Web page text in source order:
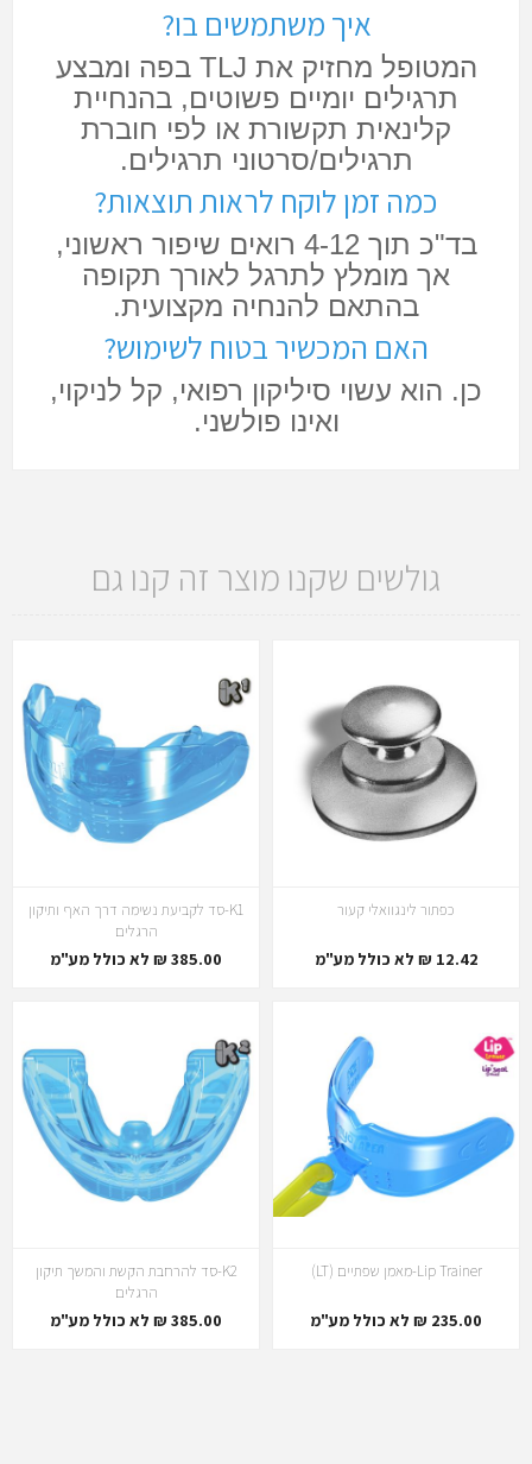
איך משתמשים בו?
המטופל מחזיק את TLJ בפה ומבצע
תרגילים יומיים פשוטים, בהנחיית
קלינאית תקשורת או לפי חוברת
תרגילים/סרטוני תרגילים.
כמה זמן לוקח לראות תוצאות?
בד"כ תוך 4-12 רואים שיפור ראשוני,
אך מומלץ לתרגל לאורך תקופה
בהתאם להנחיה מקצועית.
האם המכשיר בטוח לשימוש?
כן. הוא עשוי סיליקון רפואי, קל לניקוי,
ואינו פולשני.
גולשים שקנו מוצר זה קנו גם
כפתור לינגוואלי קעור
12.42 ₪ לא כולל מע"מ
K1-סד לקביעת נשימה דרך האף ותיקון
הרגלים
385.00 ₪ לא כולל מע"מ
Lip Trainer-מאמן שפתיים (LT)
235.00 ₪ לא כולל מע"מ
K2-סד להרחבת הקשת והמשך תיקון
הרגלים
385.00 ₪ לא כולל מע"מ